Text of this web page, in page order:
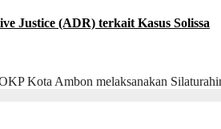
Justice (ADR) terkait Kasus Solissa
Kota Ambon melaksanakan